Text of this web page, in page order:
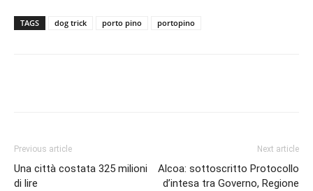
TAGS dog trick porto pino portopino
Previous article
Una città costata 325 milioni
di lire
Next article
Alcoa: sottoscritto Protocollo
d’intesa tra Governo, Regione